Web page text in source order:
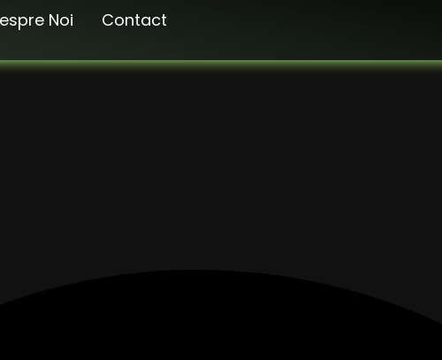
Noi Contact